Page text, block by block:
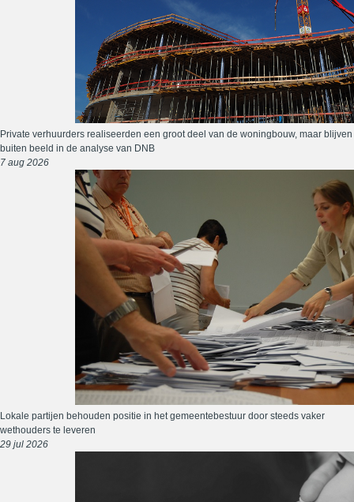
Private verhuurders realiseerden een groot deel van de woningbouw, maar blijven
buiten beeld in de analyse van DNB
7 aug 2026
Lokale partijen behouden positie in het gemeentebestuur door steeds vaker
wethouders te leveren
29 jul 2026